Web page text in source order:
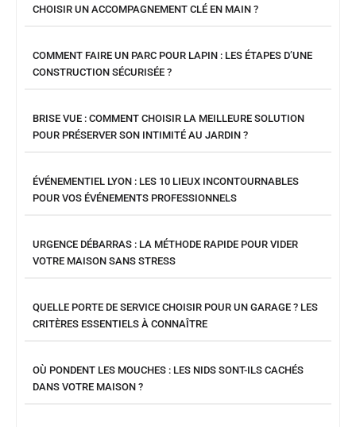
CHOISIR UN ACCOMPAGNEMENT CLÉ EN MAIN ?
COMMENT FAIRE UN PARC POUR LAPIN : LES ÉTAPES D’UNE
CONSTRUCTION SÉCURISÉE ?
BRISE VUE : COMMENT CHOISIR LA MEILLEURE SOLUTION
POUR PRÉSERVER SON INTIMITÉ AU JARDIN ?
ÉVÉNEMENTIEL LYON : LES 10 LIEUX INCONTOURNABLES
POUR VOS ÉVÉNEMENTS PROFESSIONNELS
URGENCE DÉBARRAS : LA MÉTHODE RAPIDE POUR VIDER
VOTRE MAISON SANS STRESS
QUELLE PORTE DE SERVICE CHOISIR POUR UN GARAGE ? LES
CRITÈRES ESSENTIELS À CONNAÎTRE
OÙ PONDENT LES MOUCHES : LES NIDS SONT-ILS CACHÉS
DANS VOTRE MAISON ?